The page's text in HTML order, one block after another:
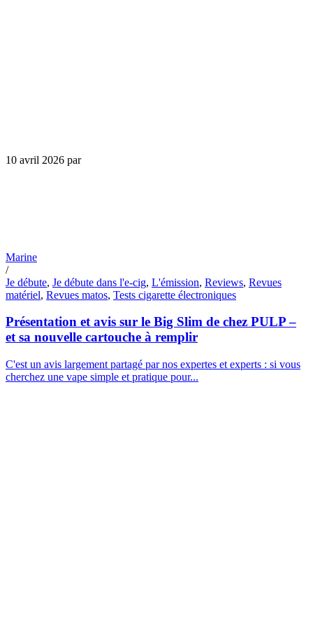
10 avril 2026 par
Marine
/
Je débute, Je débute dans l'e-cig, L'émission, Reviews, Revues
matériel, Revues matos, Tests cigarette électroniques
Présentation et avis sur le Big Slim de chez PULP –
et sa nouvelle cartouche à remplir
C'est un avis largement partagé par nos expertes et experts : si vous
cherchez une vape simple et pratique pour...